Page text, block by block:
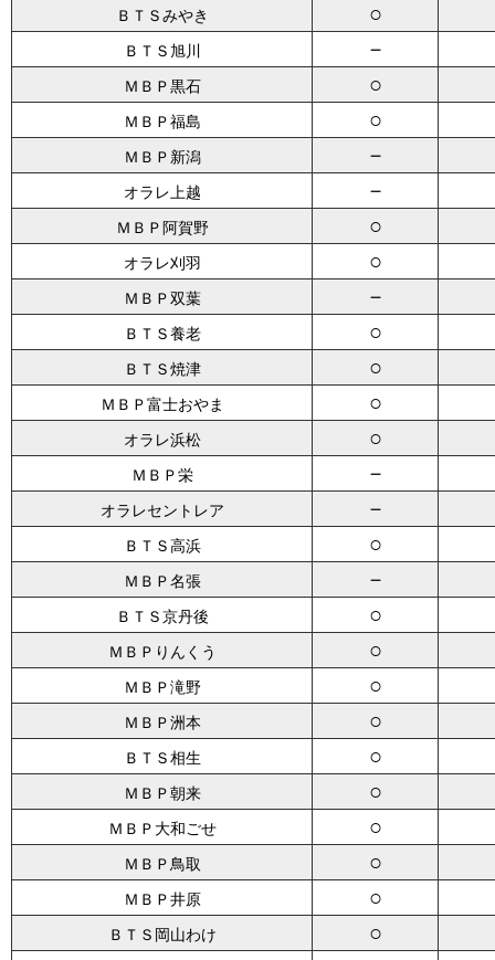
ＢＴＳみやき ○
ＢＴＳ旭川 －
ＭＢＰ黒石 ○
ＭＢＰ福島 ○
ＭＢＰ新潟 －
オラレ上越 －
ＭＢＰ阿賀野 ○
オラレ刈羽 ○
ＭＢＰ双葉 －
ＢＴＳ養老 ○
ＢＴＳ焼津 ○
ＭＢＰ富士おやま ○
オラレ浜松 ○
ＭＢＰ栄 －
オラレセントレア －
ＢＴＳ高浜 ○
ＭＢＰ名張 －
ＢＴＳ京丹後 ○
ＭＢＰりんくう ○
ＭＢＰ滝野 ○
ＭＢＰ洲本 ○
ＢＴＳ相生 ○
ＭＢＰ朝来 ○
ＭＢＰ大和ごせ ○
ＭＢＰ鳥取 ○
ＭＢＰ井原 ○
ＢＴＳ岡山わけ ○